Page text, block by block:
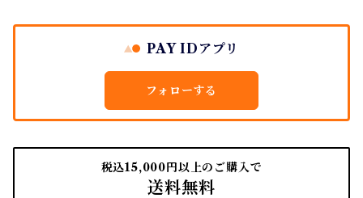
PAY IDアプリ
フォローする
税込15,000円以上のご購入で
送料無料